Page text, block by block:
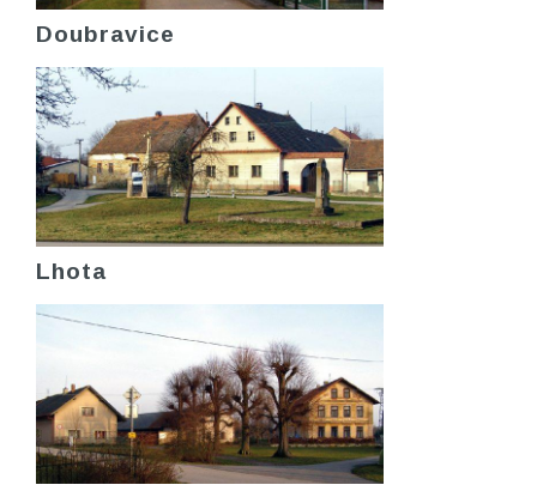
Doubravice
Lhota